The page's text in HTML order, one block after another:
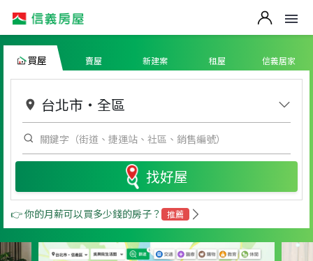
買屋 賣屋 新建案 租屋 信義居家
台北市 ・ 全區
找好屋
👉 你的月薪可以買多少錢的房子？ 推薦